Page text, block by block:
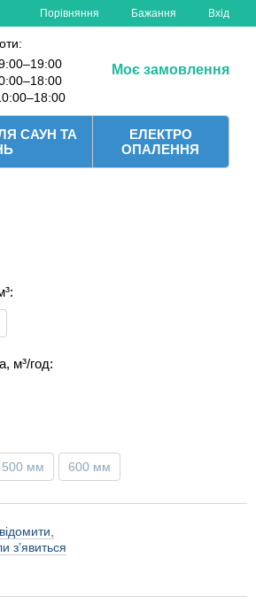
Порівняння Бажання Вхід
Моє замовлення
САУН ТА
ЕЛЕКТРО
ОПАЛЕННЯ
м³/год:
500 мм 600 мм
з’явиться